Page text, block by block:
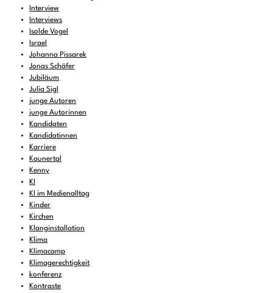
Interview
Interviews
Isolde Vogel
Israel
Johanna Pissarek
Jonas Schäfer
Jubiläum
Julia Sigl
junge Autoren
junge Autorinnen
Kandidaten
Kandidatinnen
Karriere
Kaunertal
Kenny
KI
KI im Medienalltag
Kinder
Kirchen
Klanginstallation
Klima
Klimacamp
Klimagerechtigkeit
konferenz
Kontraste